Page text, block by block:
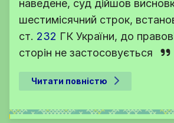
наведене, суд дійшов
шестимісячний строк,
ст. 232 ГК України, до
сторін не застосовується
Читати повністю